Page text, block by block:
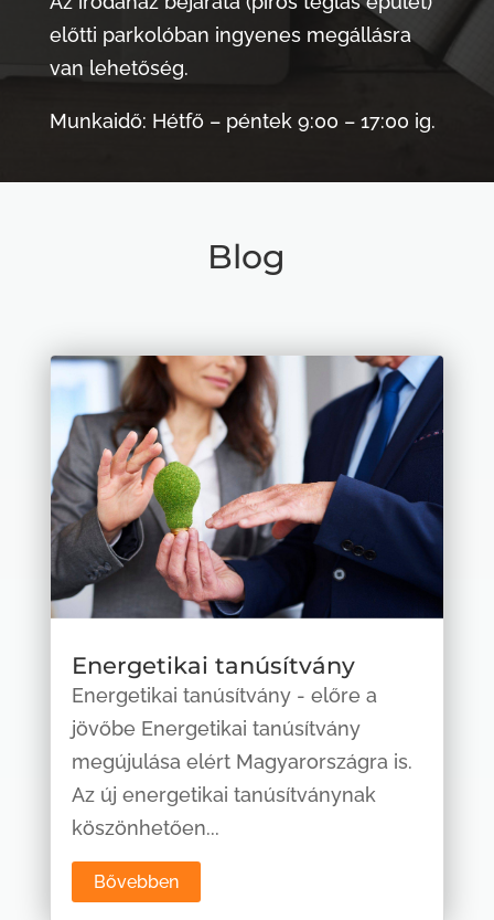
előtti parkolóban ingyenes megállásra
van lehetőség.
Munkaidő: Hétfő – péntek 9:00 – 17:00 ig.
Blog
Energetikai tanúsítvány
Energetikai tanúsítvány - előre a
jövőbe Energetikai tanúsítvány
megújulása elért Magyarországra is.
Az új energetikai tanúsítványnak
köszönhetően...
Bővebben